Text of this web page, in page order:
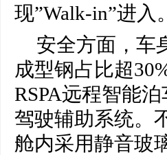
现”Walk-in”进入。
安全方面，车
成型钢占比超
RSPA远程智能
驾驶辅助系统。
舱内采用静音玻